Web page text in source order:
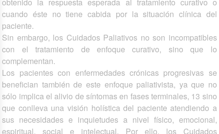
cuando éste no tiene cabida por la situación clínica del
paciente.
Sin embargo, los Cuidados Paliativos no son incompatibles
con el tratamiento de enfoque curativo, sino que lo
complementan.
Los pacientes con enfermedades crónicas progresivas se
benefician también de este enfoque paliativista, ya que no
sólo implica el alivio de síntomas en fases terminales, 13 sino
que conlleva una visión holística del paciente atendiendo a
sus necesidades e inquietudes a nivel físico, emocional,
espiritual, social e intelectual. Por ello, los Cuidados